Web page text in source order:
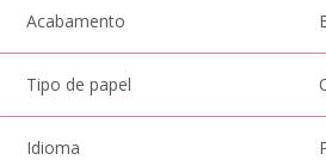
Acabamento
Tipo de papel
Idioma